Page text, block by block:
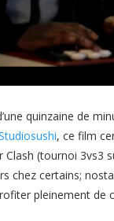
quinzaine de
, ce film
Clash (tournoi 3vs3
chez certains;
pleinement de